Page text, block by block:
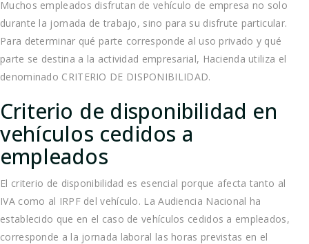
Muchos empleados disfrutan de vehículo de empresa no solo
durante la jornada de trabajo, sino para su disfrute particular.
Para determinar qué parte corresponde al uso privado y qué
parte se destina a la actividad empresarial, Hacienda utiliza el
denominado CRITERIO DE DISPONIBILIDAD.
Criterio de disponibilidad en
vehículos cedidos a
empleados
El criterio de disponibilidad es esencial porque afecta tanto al
IVA como al IRPF del vehículo. La Audiencia Nacional ha
establecido que en el caso de vehículos cedidos a empleados,
corresponde a la jornada laboral las horas previstas en el